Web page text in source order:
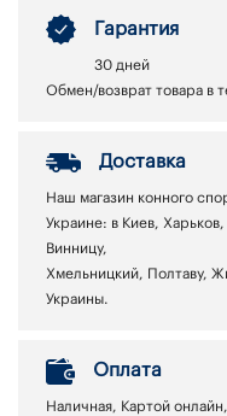
Гарантия
30 дней
Обмен/возврат товара в
Доставка
Наш магазин конного
Украине: в Киев,
Винницу,
Хмельницкий, Полтаву,
Украины.
Оплата
Наличная, Картой